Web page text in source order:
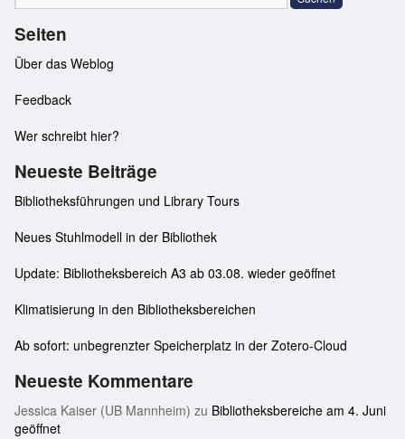
Seiten
Über das Weblog
Feedback
Wer schreibt hier?
Neueste Beiträge
Bibliotheksführungen und Library Tours
Neues Stuhlmodell in der Bibliothek
Update: Bibliotheksbereich A3 ab 03.08. wieder geöffnet
Klimatisierung in den Bibliotheksbereichen
Ab sofort: unbegrenzter Speicherplatz in der Zotero-Cloud
Neueste Kommentare
Jessica Kaiser (UB Mannheim) zu Bibliotheksbereiche am 4. Juni
geöffnet